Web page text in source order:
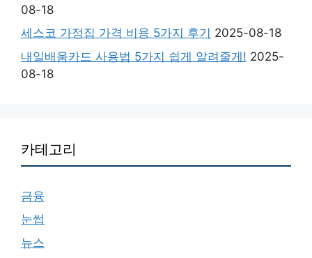
08-18
세스코 가정집 가격 비용 5가지 후기 2025-08-18
내일배움카드 사용법 5가지 쉽게 알려줄게! 2025-
08-18
카테고리
금융
눈썹
뉴스